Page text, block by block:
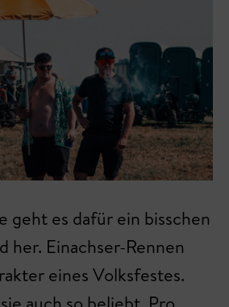
geht es dafür ein bisschen
her. Einachser-Rennen
eines Volksfestes.